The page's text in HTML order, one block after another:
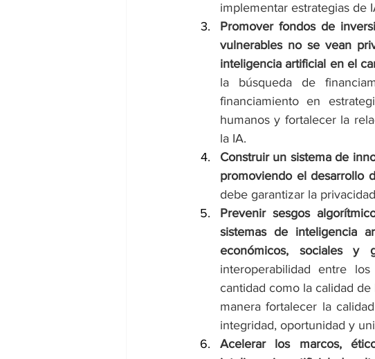
implementar estrategias de
Promover fondos de
vulnerables no se vean
inteligencia artificial en el
la búsqueda de
financiamiento en
humanos y fortalecer la
la IA.
Construir un sistema de
promoviendo el desarrollo
debe garantizar la
Prevenir sesgos
sistemas de inteligencia
económicos, sociales
interoperabilidad entre
cantidad como la calidad
manera fortalecer la
integridad, oportunidad y
Acelerar los marcos,